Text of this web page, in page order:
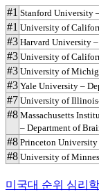
#1 Stanford University
#1 University of
#3 Harvard University
#3 University of
#3 University of
#3 Yale University –
#7 University of
#8 Massachusetts
– Department of
#8 Princeton
#8 University of
미국대 순위 심리학